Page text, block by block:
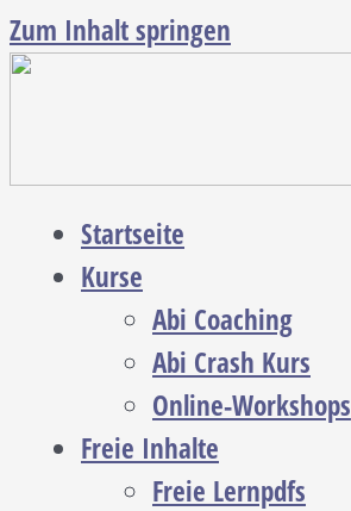
Zum Inhalt springen
Startseite
Kurse
Abi Coaching
Abi Crash Kurs
Online-Workshops
Freie Inhalte
Freie Lernpdfs